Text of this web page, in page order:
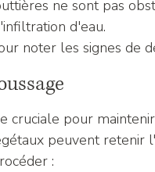
ne sont pas
d'eau.
noter les signes de
cruciale pour
peuvent retenir
: